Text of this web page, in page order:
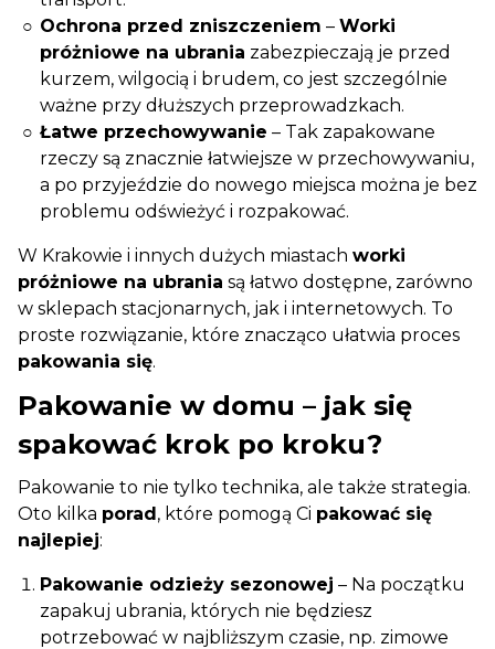
Ochrona przed zniszczeniem – Worki
próżniowe na ubrania zabezpieczają je przed
kurzem, wilgocią i brudem, co jest szczególnie
ważne przy dłuższych przeprowadzkach.
Łatwe przechowywanie – Tak zapakowane
rzeczy są znacznie łatwiejsze w przechowywaniu,
a po przyjeździe do nowego miejsca można je bez
problemu odświeżyć i rozpakować.
W Krakowie i innych dużych miastach worki
próżniowe na ubrania są łatwo dostępne, zarówno
w sklepach stacjonarnych, jak i internetowych. To
proste rozwiązanie, które znacząco ułatwia proces
pakowania się.
Pakowanie w domu – jak się
spakować krok po kroku?
Pakowanie to nie tylko technika, ale także strategia.
Oto kilka porad, które pomogą Ci pakować się
najlepiej:
Pakowanie odzieży sezonowej – Na początku
zapakuj ubrania, których nie będziesz
potrzebować w najbliższym czasie, np. zimowe